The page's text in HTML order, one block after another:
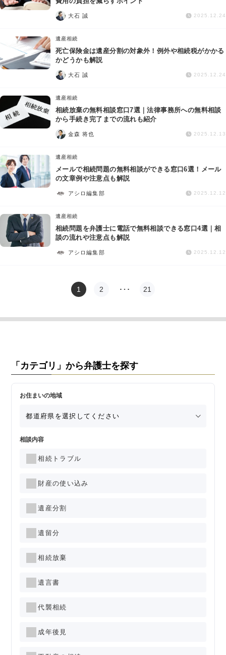
大石 誠 2025.12.24
遺産相続
死亡保険金は遺産分割の対象外！例外や相続税がかかる
かどうかも解説
大石 誠 2025.12.24
遺産相続
相続放棄の無料相談窓口7選｜法律事務所への無料相談
から手続き完了までの流れも紹介
金森 将也 2025.12.13
遺産相続
メールで相続問題の無料相談ができる窓口6選！メール
の文章例や注意点も解説
アシロ編集部 2025.12.12
遺産相続
相続問題を弁護士に電話で無料相談できる窓口4選｜相
談の流れや注意点も解説
アシロ編集部 2025.12.12
1 2 … 21
「カテゴリ」から弁護士を探す
お住まいの地域
相談内容
相続トラブル
財産の使い込み
遺産分割
遺留分
相続放棄
遺言書
代襲相続
成年後見